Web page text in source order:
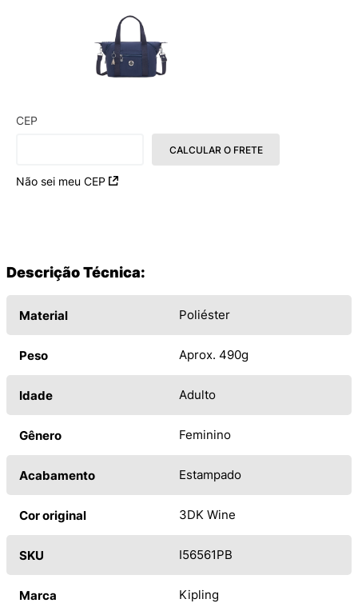
CEP
Não sei meu CEP
CALCULAR O FRETE
Descrição Técnica:
Material Poliéster
Peso Aprox. 490g
Idade Adulto
Gênero Feminino
Acabamento Estampado
Cor original 3DK Wine
SKU I56561PB
Marca Kipling